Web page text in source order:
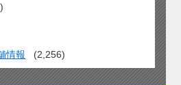
情報 (2,256)